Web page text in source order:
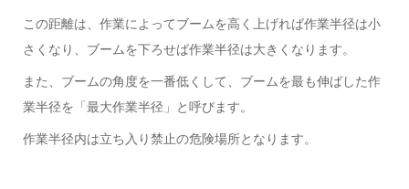
この距離は、作業によってブームを高く上げれば作業半径は小
さくなり、ブームを下ろせば作業半径は大きくなります。
また、ブームの角度を一番低くして、ブームを最も伸ばした作
業半径を「最大作業半径」と呼びます。
作業半径内は立ち入り禁止の危険場所となります。